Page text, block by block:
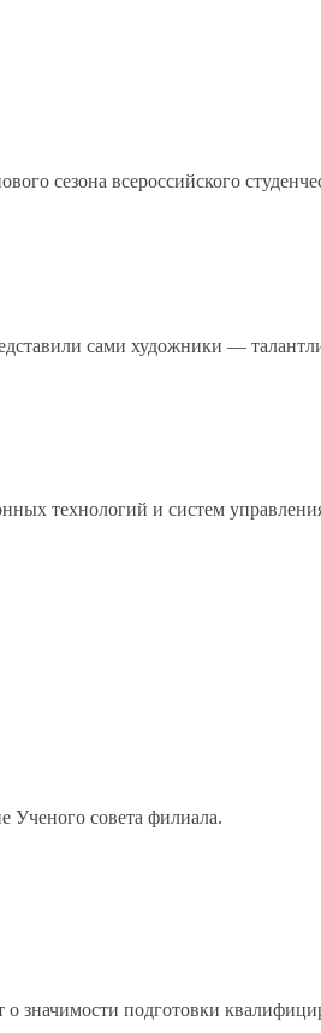
сезона всероссийского
сами художники —
технологий и систем
Ученого совета филиала.
о значимости подготовки